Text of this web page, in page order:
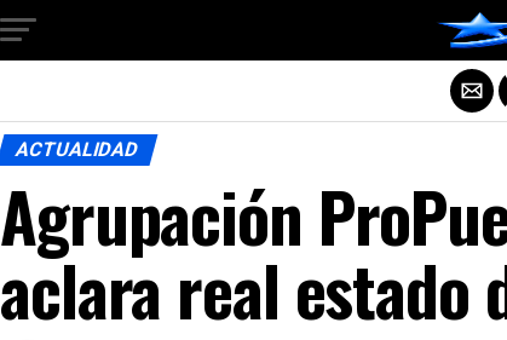
ACTUALIDAD
Agrupación
aclara real estado
Salir